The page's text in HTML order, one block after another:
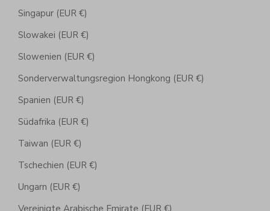
Singapur (EUR €)
Slowakei (EUR €)
Slowenien (EUR €)
Sonderverwaltungsregion Hongkong (EUR €)
Spanien (EUR €)
Südafrika (EUR €)
Taiwan (EUR €)
Tschechien (EUR €)
Ungarn (EUR €)